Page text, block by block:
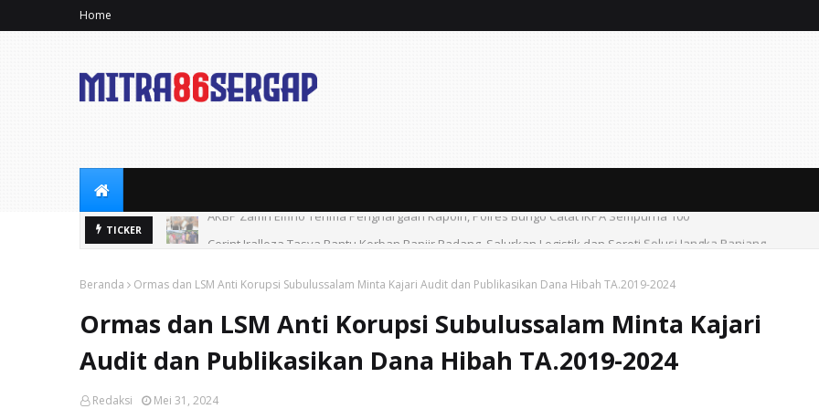
Home
TICKER
Beranda Ormas dan LSM Anti Korupsi Subulussalam Minta Kajari Audit dan Publikasikan Dana Hibah TA.2019-2024
Ormas dan LSM Anti Korupsi Subulussalam Minta Kajari
Audit dan Publikasikan Dana Hibah TA.2019-2024
Redaksi Mei 31, 2024